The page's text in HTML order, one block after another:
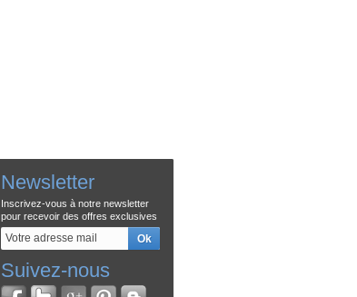
Newsletter
Inscrivez-vous à notre newsletter
pour recevoir des offres exclusives
Suivez-nous